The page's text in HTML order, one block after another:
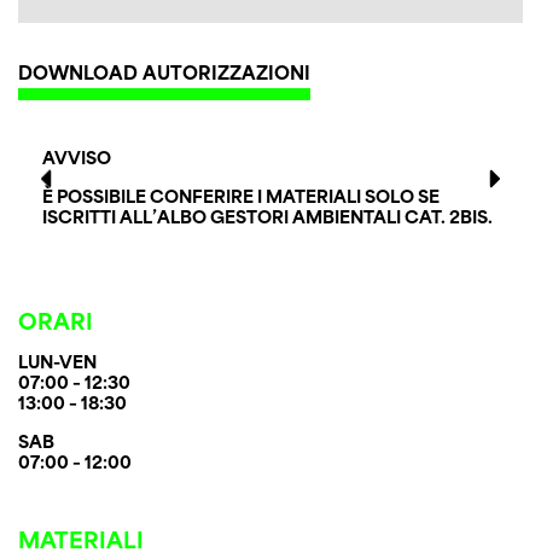
DOWNLOAD AUTORIZZAZIONI
AVVISO
È POSSIBILE CONFERIRE I MATERIALI SOLO SE
ISCRITTI ALL’ALBO GESTORI AMBIENTALI CAT. 2BIS.
ORARI
LUN-VEN
07:00 – 12:30
13:00 – 18:30
SAB
07:00 – 12:00
MATERIALI